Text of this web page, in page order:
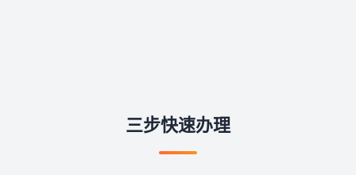
三步快速办理